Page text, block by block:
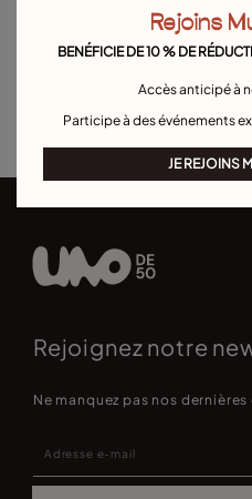
Longues boucles d'oreilles
Rejoignez notre
Ne manquez pas nos
Rejoins
BENÉFICIE DE 10 % DE
Accès anticipé à
Participe à des événements
JE REJOINS